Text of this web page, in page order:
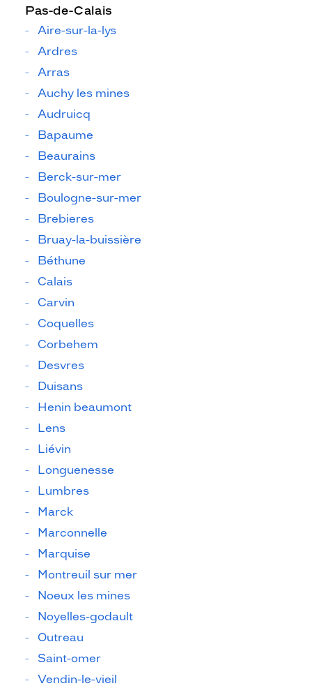
Pas-de-Calais
Aire-sur-la-lys
Ardres
Arras
Auchy les mines
Audruicq
Bapaume
Beaurains
Berck-sur-mer
Boulogne-sur-mer
Brebieres
Bruay-la-buissière
Béthune
Calais
Carvin
Coquelles
Corbehem
Desvres
Duisans
Henin beaumont
Lens
Liévin
Longuenesse
Lumbres
Marck
Marconnelle
Marquise
Montreuil sur mer
Noeux les mines
Noyelles-godault
Outreau
Saint-omer
Vendin-le-vieil